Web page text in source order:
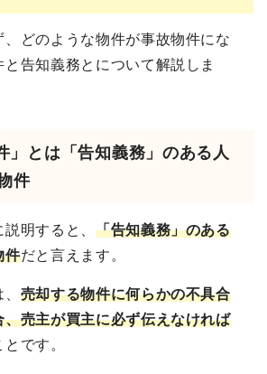
、どのような物件が事故物件にな
告知義務とについて解説しま
」とは「告知義務」のある人
件
明すると、 「告知義務」のある
件だと言えます。
売却する物件に何らかの不具合
、売主が買主に必ず伝えなければ
とです。